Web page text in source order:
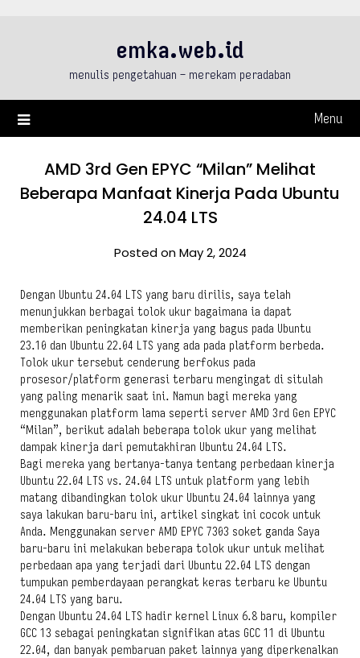
emka.web.id
menulis pengetahuan – merekam peradaban
Menu
AMD 3rd Gen EPYC “Milan” Melihat
Beberapa Manfaat Kinerja Pada Ubuntu
24.04 LTS
Posted on May 2, 2024
Dengan Ubuntu 24.04 LTS yang baru dirilis, saya telah
menunjukkan berbagai tolok ukur bagaimana ia dapat
memberikan peningkatan kinerja yang bagus pada Ubuntu
23.10 dan Ubuntu 22.04 LTS yang ada pada platform berbeda.
Tolok ukur tersebut cenderung berfokus pada
prosesor/platform generasi terbaru mengingat di situlah
yang paling menarik saat ini. Namun bagi mereka yang
menggunakan platform lama seperti server AMD 3rd Gen EPYC
“Milan”, berikut adalah beberapa tolok ukur yang melihat
dampak kinerja dari pemutakhiran Ubuntu 24.04 LTS.
Bagi mereka yang bertanya-tanya tentang perbedaan kinerja
Ubuntu 22.04 LTS vs. 24.04 LTS untuk platform yang lebih
matang dibandingkan tolok ukur Ubuntu 24.04 lainnya yang
saya lakukan baru-baru ini, artikel singkat ini cocok untuk
Anda. Menggunakan server AMD EPYC 7303 soket ganda Saya
baru-baru ini melakukan beberapa tolok ukur untuk melihat
perbedaan apa yang terjadi dari Ubuntu 22.04 LTS dengan
tumpukan pemberdayaan perangkat keras terbaru ke Ubuntu
24.04 LTS yang baru.
Dengan Ubuntu 24.04 LTS hadir kernel Linux 6.8 baru, kompiler
GCC 13 sebagai peningkatan signifikan atas GCC 11 di Ubuntu
22.04, dan banyak pembaruan paket lainnya yang diperkenalkan